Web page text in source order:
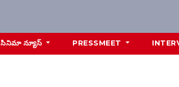
సినిమా న్యూస్ PRESSMEET